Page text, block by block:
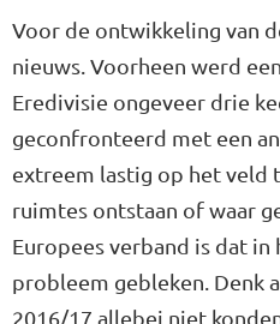
Voor de ontwikkeling van
nieuws. Voorheen werd
Eredivisie ongeveer drie
geconfronteerd met een
extreem lastig op het veld
ruimtes ontstaan of waar
Europees verband is dat in
probleem gebleken. Denk
2016/17 allebei niet